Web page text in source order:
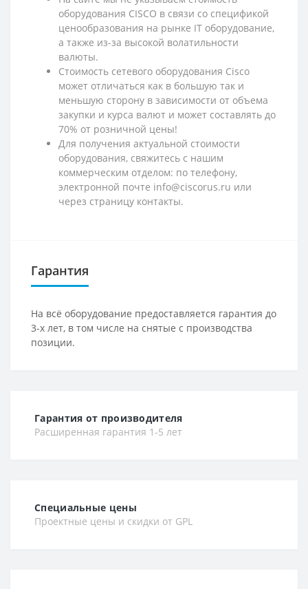
оборудования CISCO в связи со спецификой
ценообразования на рынке IT оборудование,
а также из-за высокой волатильности
валюты.
Стоимость сетевого оборудования Cisco
может отличаться как в большую так и
меньшую сторону в зависимости от объема
закупки и курса валют и может составлять до
70% от розничной цены!
Для получения актуальной стоимости
оборудования, свяжитесь с нашим
коммерческим отделом: по телефону,
электронной почте info@ciscorus.ru или
через страницу контакты.
Гарантия
На всё оборудование предоставляется гарантия до
3-х лет, в том числе на снятые с производства
позиции.
Гарантия от производителя
Расширенная гарантия 1-5 лет
Специальные цены
Проектные цены и скидки от GPL